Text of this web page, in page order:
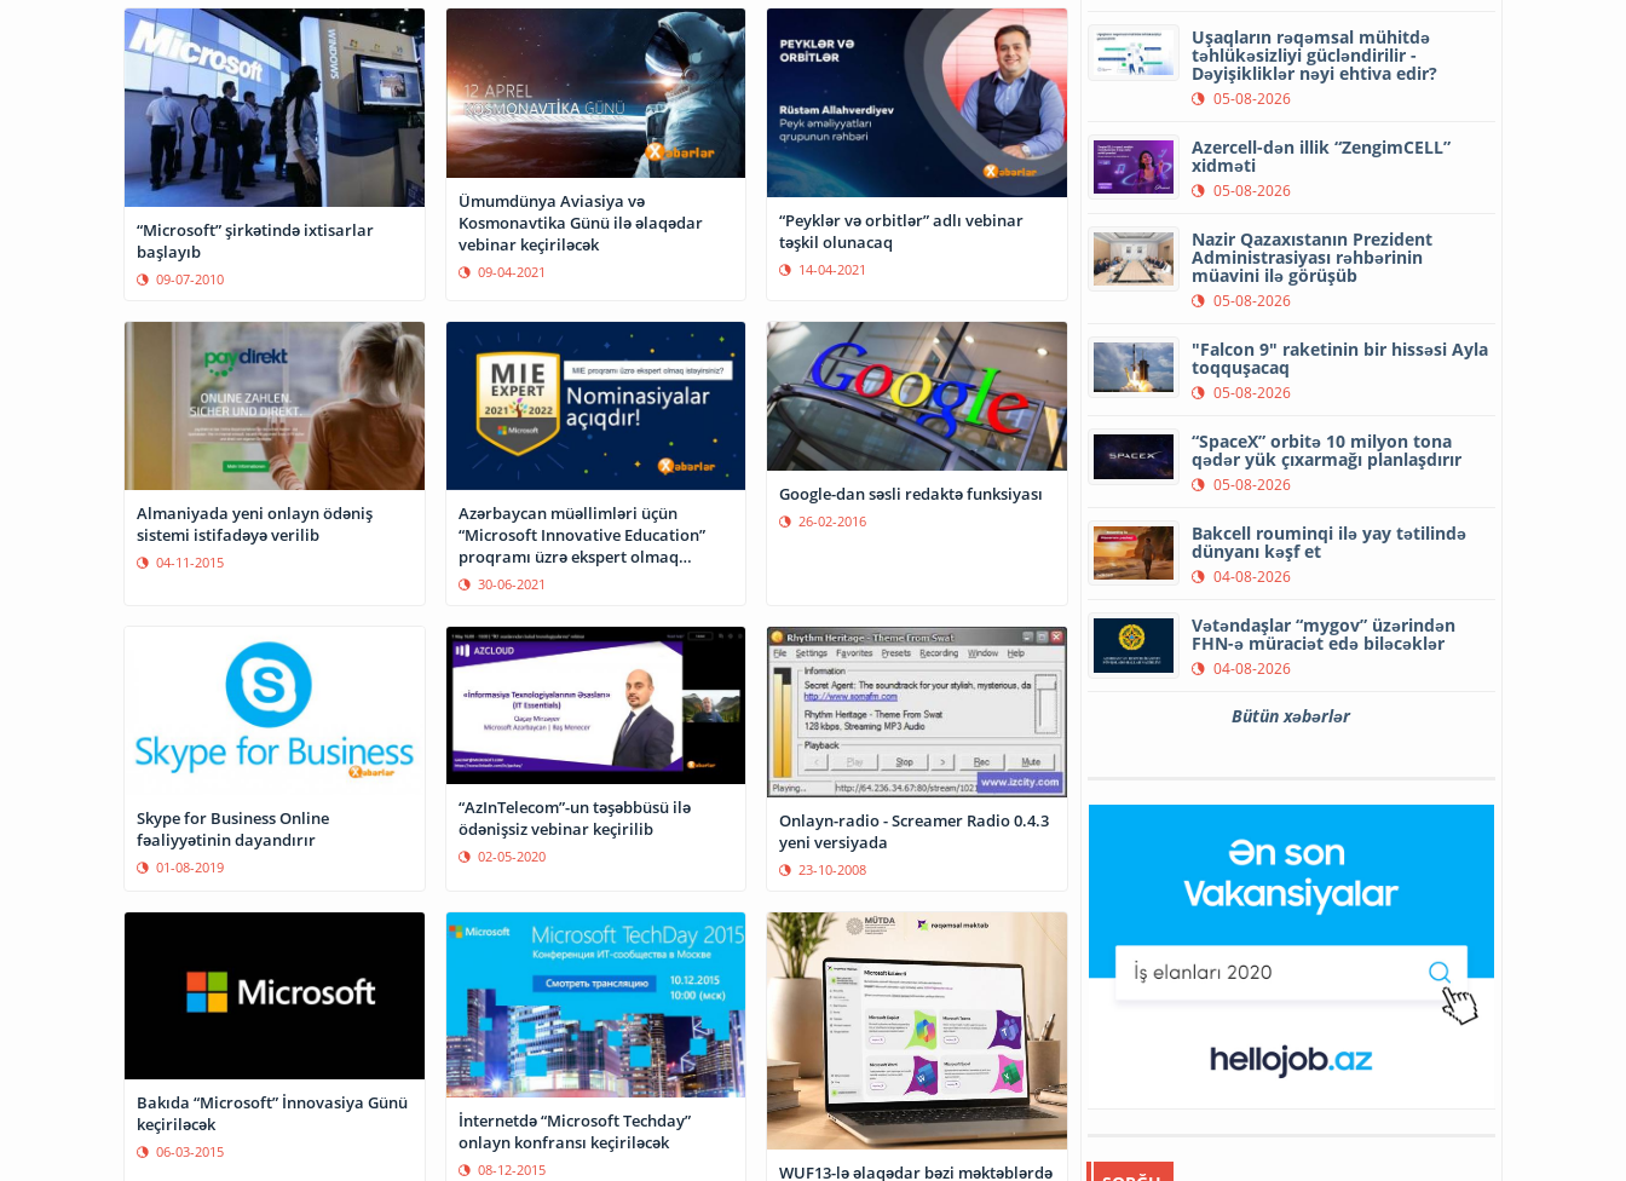
“Microsoft” şirkətində ixtisarlar
başlayıb
09-07-2010
Ümumdünya Aviasiya və
Kosmonavtika Günü ilə əlaqədar
vebinar keçiriləcək
09-04-2021
“Peyklər və orbitlər” adlı vebinar
təşkil olunacaq
14-04-2021
Almaniyada yeni onlayn ödəniş
sistemi istifadəyə verilib
04-11-2015
Azərbaycan müəllimləri üçün
“Microsoft Innovative Education”
proqramı üzrə ekspert olmaq
imkanı
30-06-2021
Google-dan səsli redaktə funksiyası
26-02-2016
Skype for Business Online
fəaliyyətinin dayandırır
01-08-2019
“AzInTelecom”-un təşəbbüsü ilə
ödənişsiz vebinar keçirilib
02-05-2020
Onlayn-radio - Screamer Radio 0.4.3
yeni versiyada
23-10-2008
Bakıda “Microsoft” İnnovasiya Günü
keçiriləcək
06-03-2015
İnternetdə “Microsoft Techday”
onlayn konfransı keçiriləcək
08-12-2015 WUF13-lə əlaqədar bəzi məktəblərdə
Uşaqların rəqəmsal mühitdə
təhlükəsizliyi gücləndirilir -
Dəyişikliklər nəyi ehtiva edir?
05-08-2026
Azercell-dən illik “ZengimCELL”
xidməti
05-08-2026
Nazir Qazaxıstanın Prezident
Administrasiyası rəhbərinin
müavini ilə görüşüb
05-08-2026
"Falcon 9" raketinin bir hissəsi Ayla
toqquşacaq
05-08-2026
“SpaceX” orbitə 10 milyon tona
qədər yük çıxarmağı planlaşdırır
05-08-2026
Bakcell rouminqi ilə yay tətilində
dünyanı kəşf et
04-08-2026
Vətəndaşlar “mygov” üzərindən
FHN-ə müraciət edə biləcəklər
04-08-2026
Bütün xəbərlər